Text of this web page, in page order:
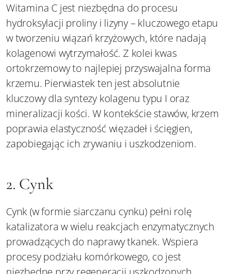
Witamina C jest niezbędna do procesu
hydroksylacji proliny i lizyny – kluczowego etapu
w tworzeniu wiązań krzyżowych, które nadają
kolagenowi wytrzymałość. Z kolei kwas
ortokrzemowy to najlepiej przyswajalna forma
krzemu. Pierwiastek ten jest absolutnie
kluczowy dla syntezy kolagenu typu I oraz
mineralizacji kości. W kontekście stawów, krzem
poprawia elastyczność więzadeł i ścięgien,
zapobiegając ich zrywaniu i uszkodzeniom.
2. Cynk
Cynk (w formie siarczanu cynku) pełni rolę
katalizatora w wielu reakcjach enzymatycznych
prowadzących do naprawy tkanek. Wspiera
procesy podziału komórkowego, co jest